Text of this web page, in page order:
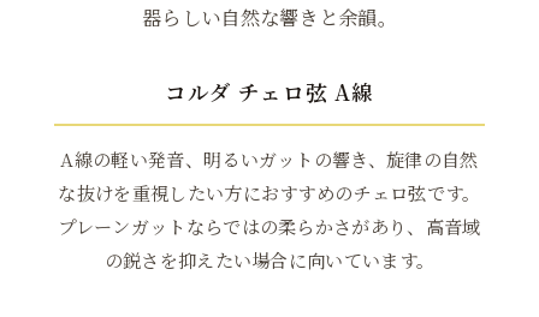
器らしい自然な響きと余韻。
コルダ チェロ弦 A線
A線の軽い発音、明るいガットの響き、旋律の自然
な抜けを重視したい方におすすめのチェロ弦です。
プレーンガットならではの柔らかさがあり、高音域
の鋭さを抑えたい場合に向いています。